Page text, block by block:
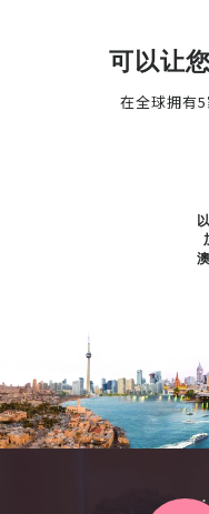
可以让
在全球拥有